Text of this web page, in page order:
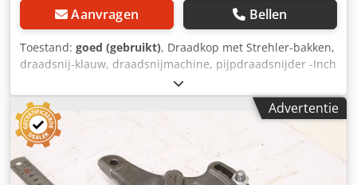
Aanvragen Bellen
Toestand: goed (gebruikt), Draadkop met Strehler-bakken,
draadsnij-klauw, draadsnijmachine, pijpdraadsnijder -Inch
draad: 1/2"–2" inch -Verpakt: in doos -Gewicht: 15 kg
Dodpfeb A N Uqex Aaysck
Advertentie